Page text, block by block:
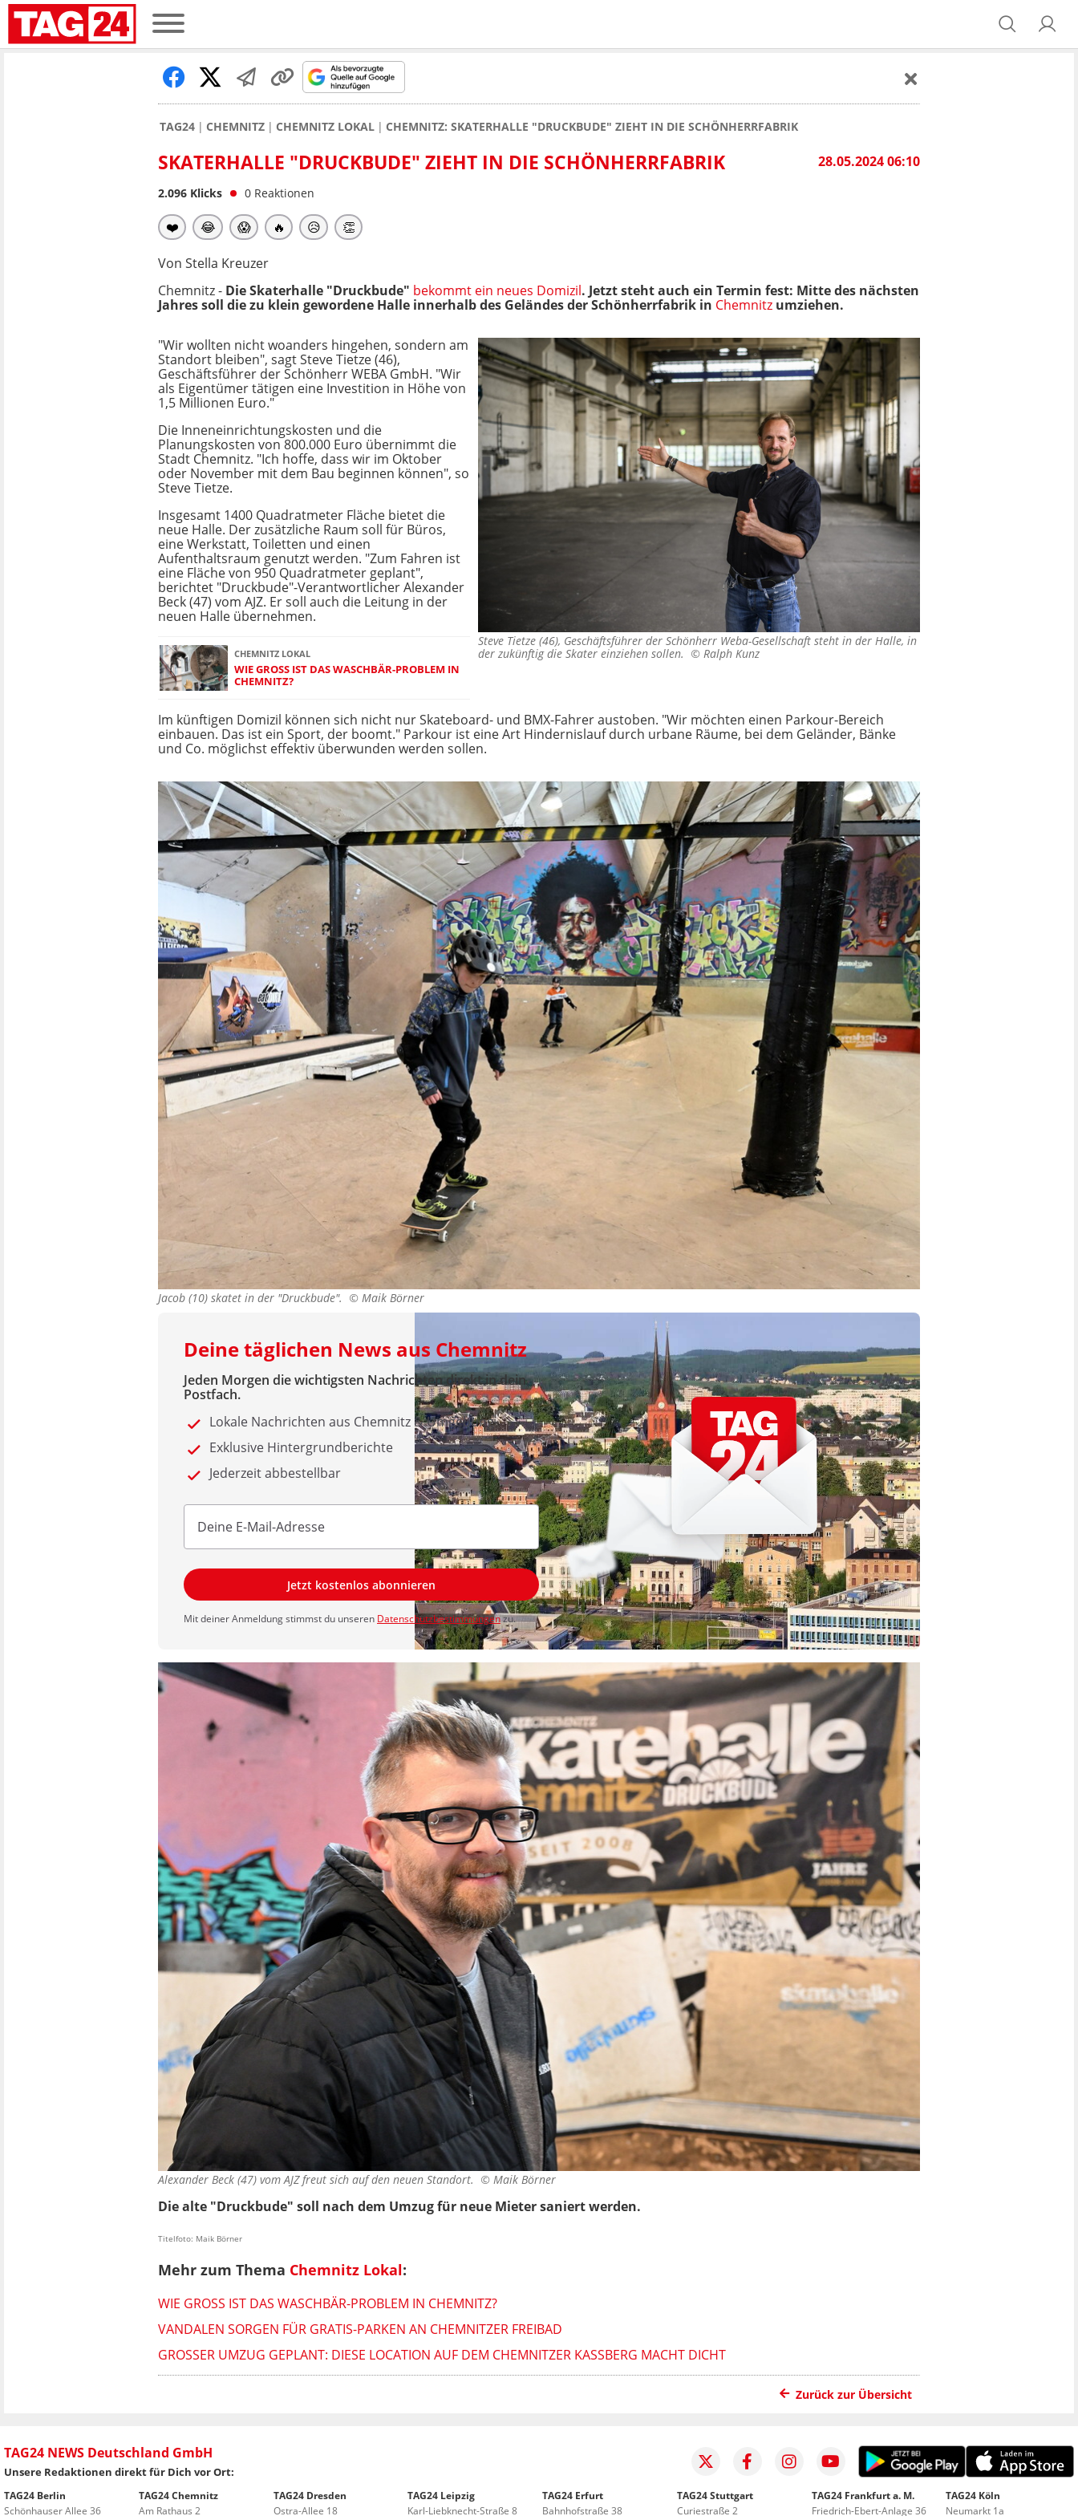
TAG24 CHEMNITZ CHEMNITZ LOKAL CHEMNITZ: SKATERHALLE "DRUCKBUDE" ZIEHT IN DIE SCHÖNHERRFABRIK
28.05.2024 06:10
SKATERHALLE "DRUCKBUDE" ZIEHT IN DIE SCHÖNHERRFABRIK
2.096 Klicks 0 Reaktionen
❤️ 😂 😱 🔥 😥 👏
Von Stella Kreuzer
Chemnitz - Die Skaterhalle "Druckbude" bekommt ein neues Domizil. Jetzt steht auch ein Termin fest: Mitte des nächsten
Jahres soll die zu klein gewordene Halle innerhalb des Geländes der Schönherrfabrik in Chemnitz umziehen.
Steve Tietze (46), Geschäftsführer der Schönherr Weba-Gesellschaft steht in der Halle, in
der zukünftig die Skater einziehen sollen. © Ralph Kunz
"Wir wollten nicht woanders hingehen, sondern am
Standort bleiben", sagt Steve Tietze (46),
Geschäftsführer der Schönherr WEBA GmbH. "Wir
als Eigentümer tätigen eine Investition in Höhe von
1,5 Millionen Euro."
Die Inneneinrichtungskosten und die
Planungskosten von 800.000 Euro übernimmt die
Stadt Chemnitz. "Ich hoffe, dass wir im Oktober
oder November mit dem Bau beginnen können", so
Steve Tietze.
Insgesamt 1400 Quadratmeter Fläche bietet die
neue Halle. Der zusätzliche Raum soll für Büros,
eine Werkstatt, Toiletten und einen
Aufenthaltsraum genutzt werden. "Zum Fahren ist
eine Fläche von 950 Quadratmeter geplant",
berichtet "Druckbude"-Verantwortlicher Alexander
Beck (47) vom AJZ. Er soll auch die Leitung in der
neuen Halle übernehmen.
CHEMNITZ LOKAL
WIE GROSS IST DAS WASCHBÄR-PROBLEM IN C
HEMNITZ?
Im künftigen Domizil können sich nicht nur Skateboard- und BMX-Fahrer austoben. "Wir möchten einen Parkour-Bereich
einbauen. Das ist ein Sport, der boomt." Parkour ist eine Art Hindernislauf durch urbane Räume, bei dem Geländer, Bänke
und Co. möglichst effektiv überwunden werden sollen.
Jacob (10) skatet in der "Druckbude". © Maik Börner
Deine täglichen News aus Chemnitz
Jeden Morgen die wichtigsten Nachrichten direkt in dein
Postfach.
Lokale Nachrichten aus Chemnitz & Umgebung
Exklusive Hintergrundberichte
Jederzeit abbestellbar
Jetzt kostenlos abonnieren
Mit deiner Anmeldung stimmst du unseren Datenschutzbestimmungenzu.
Alexander Beck (47) vom AJZ freut sich auf den neuen Standort. © Maik Börner
Die alte "Druckbude" soll nach dem Umzug für neue Mieter saniert werden.
Titelfoto: Maik Börner
Mehr zum Thema Chemnitz Lokal:
WIE GROSS IST DAS WASCHBÄR-PROBLEM IN CHEMNITZ?
VANDALEN SORGEN FÜR GRATIS-PARKEN AN CHEMNITZER FREIBAD
GROSSER UMZUG GEPLANT: DIESE LOCATION AUF DEM CHEMNITZER KASSBERG MACHT DICHT
Zurück zur Übersicht
TAG24 NEWS Deutschland GmbH
Unsere Redaktionen direkt für Dich vor Ort:
TAG24 Berlin
Schönhauser Allee 36
TAG24 Chemnitz
Am Rathaus 2
TAG24 Dresden
Ostra-Allee 18
TAG24 Leipzig
Karl-Liebknecht-Straße 8
TAG24 Erfurt
Bahnhofstraße 38
TAG24 Stuttgart
Curiestraße 2
TAG24 Frankfurt a. M.
Friedrich-Ebert-Anlage 36
TAG24 Köln
Neumarkt 1a